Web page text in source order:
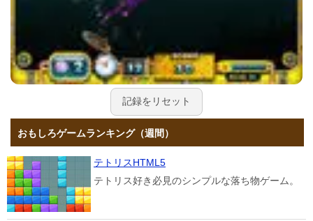
記録をリセット
おもしろゲームランキング（週間）
テトリスHTML5
テトリス好き必見のシンプルな落ち物ゲーム。